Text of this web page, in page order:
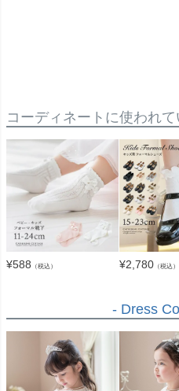
コーディネートに使われ
¥588 （税込） ¥2,780 （税込）
- Dress